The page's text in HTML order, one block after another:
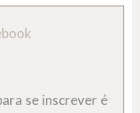
se inscrever é